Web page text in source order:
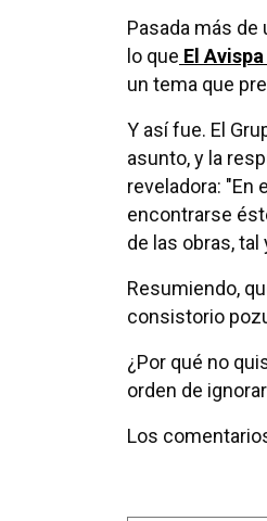
Pasada más
lo que El
un tema que
Y así fue. El
asunto, y la
reveladora: "En
encontrarse
de las obras,
Resumiendo,
consistorio
¿Por qué no
orden de
Los